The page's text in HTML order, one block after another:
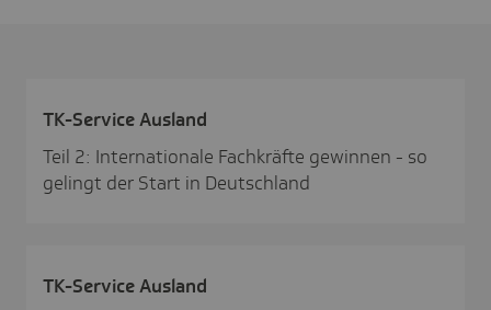
TK-Service Ausland
Teil 2: Internationale Fachkräfte gewinnen - so
gelingt der Start in Deutschland
TK-Service Ausland